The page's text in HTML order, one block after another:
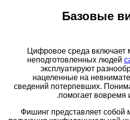
Базовые
Цифровое среда включает
неподготовленных людей
эксплуатируют
нацеленные на
сведений потерпевших.
помогает вовремя
Фишинг представляет собой